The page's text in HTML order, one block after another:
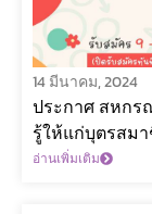
14 มีนาคม, 2024
ประกาศ สหกร
รู้ให้แก่บุตรสม
อ่านเพิ่มเติม